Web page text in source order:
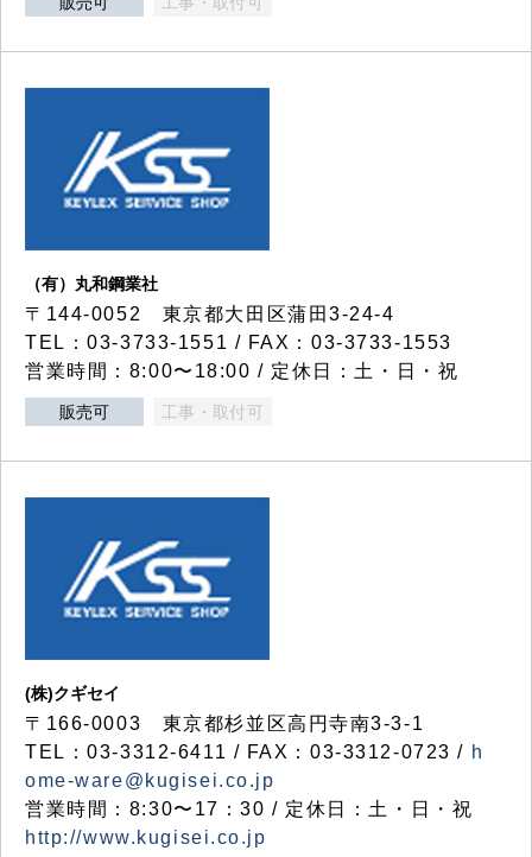
（有）丸和鋼業社
〒144-0052 東京都大田区蒲田3-24-4
TEL：03-3733-1551 / FAX：03-3733-1553
営業時間：8:00〜18:00 / 定休日：土・日・祝
販売可 工事・取付可
(株)クギセイ
〒166-0003 東京都杉並区高円寺南3-3-1
TEL：03-3312-6411 / FAX：03-3312-0723 / h
ome-ware@kugisei.co.jp
営業時間：8:30〜17：30 / 定休日：土・日・祝
http://www.kugisei.co.jp